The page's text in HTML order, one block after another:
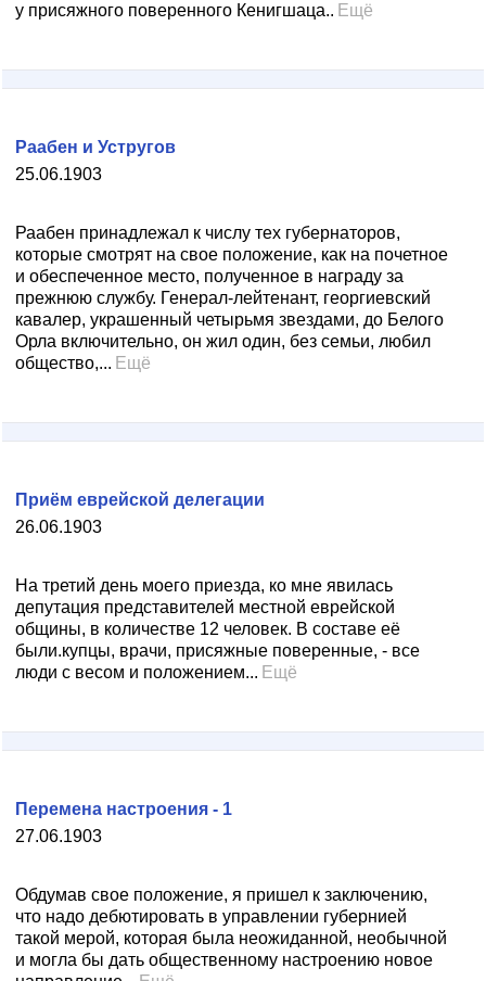
у присяжного поверенного Кенигшаца.. Ещё
25.06.1903
Раабен и Устругов
Раабен принадлежал к числу тех губернаторов,
которые смотрят на свое положение, как на почетное
и обеспеченное место, полученное в награду за
прежнюю службу. Генерал-лейтенант, георгиевский
кавалер, украшенный четырьмя звездами, до Белого
Орла включительно, он жил один, без семьи, любил
общество,... Ещё
26.06.1903
Приём еврейской делегации
На третий день моего приезда, ко мне явилась
депутация представителей местной еврейской
общины, в количестве 12 человек. В составе её
были.купцы, врачи, присяжные поверенные, - все
люди с весом и положением... Ещё
27.06.1903
Перемена настроения - 1
Обдумав свое положение, я пришел к заключению,
что надо дебютировать в управлении губернией
такой мерой, которая была неожиданной, необычной
и могла бы дать общественному настроению новое